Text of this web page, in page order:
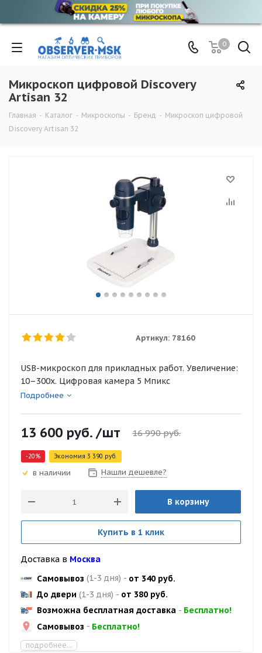
0
Микроскоп цифровой Discovery
Artisan 32
Главная - Каталог - Микроскопы - Бренд - Микроскоп цифровой
Discovery Artisan 32
Артикул: 78160
USB-микроскоп для прикладных работ. Увеличение:
10–300x. Цифровая камера 5 Мпикс
Подробнее
13 600 руб. /шт 16 990руб.
-20% Экономия 3 390 руб.
в наличии Нашли дешевле?
В корзину
Купить в 1 клик
Доставка в Москва
Самовывоз (1-3 дня) - от 340 руб.
До двери (1-3 дня) - от 380 руб.
Возможна бесплатная доставка - Бесплатно!
Самовывоз - Бесплатно!
подробнее...